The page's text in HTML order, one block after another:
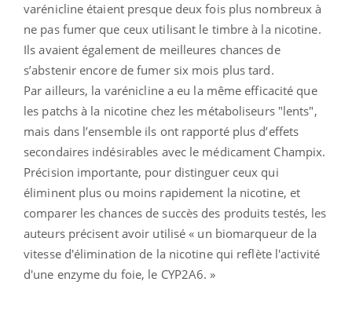
varénicline étaient presque deux fois plus nombreux à
ne pas fumer que ceux utilisant le timbre à la nicotine.
Ils avaient également de meilleures chances de
s’abstenir encore de fumer six mois plus tard.
Par ailleurs, la varénicline a eu la même efficacité que
les patchs à la nicotine chez les métaboliseurs "lents",
mais dans l’ensemble ils ont rapporté plus d’effets
secondaires indésirables avec le médicament Champix.
Précision importante, pour distinguer ceux qui
éliminent plus ou moins rapidement la nicotine, et
comparer les chances de succès des produits testés, les
auteurs précisent avoir utilisé « un biomarqueur de la
vitesse d'élimination de la nicotine qui reflète l'activité
d'une enzyme du foie, le CYP2A6. »